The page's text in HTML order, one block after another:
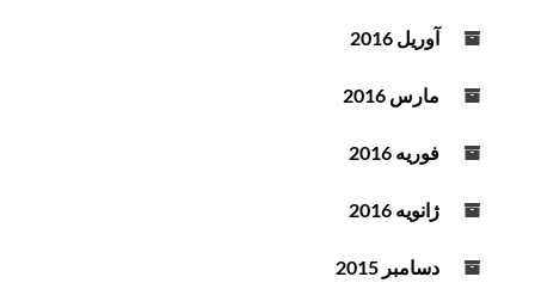
آوریل 2016
مارس 2016
فوریه 2016
ژانویه 2016
دسامبر 2015